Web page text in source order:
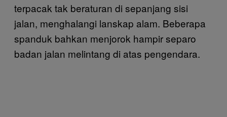
terpacak tak beraturan di sepanjang sisi
jalan, menghalangi lanskap alam. Beberapa
spanduk bahkan menjorok hampir separo
badan jalan melintang di atas pengendara.